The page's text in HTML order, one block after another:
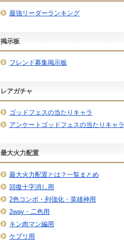
最強リーダーランキング
掲示板
フレンド募集掲示板
レアガチャ
ゴッドフェスの当たりキャラ
アンケートゴッドフェスの当たりキャラ
最大火力配置
最大火力配置とは？一覧まとめ
回復十字消し用
2色コンボ・列強化・英雄神用
2way・二色用
キン肉マン編用
ケプリ用